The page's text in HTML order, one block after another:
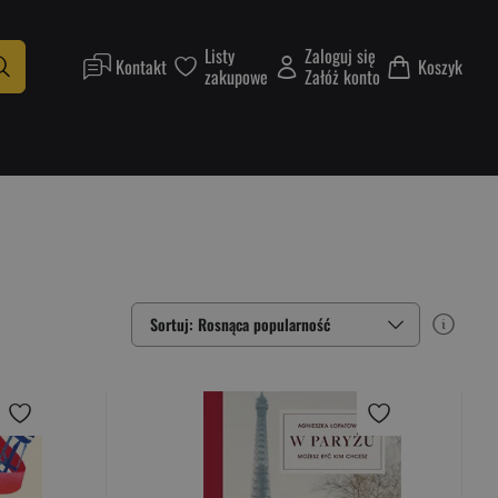
Kontakt Listy
zakupowe
Zaloguj się
Załóż konto Koszyk
Sortuj: Rosnąca popularność